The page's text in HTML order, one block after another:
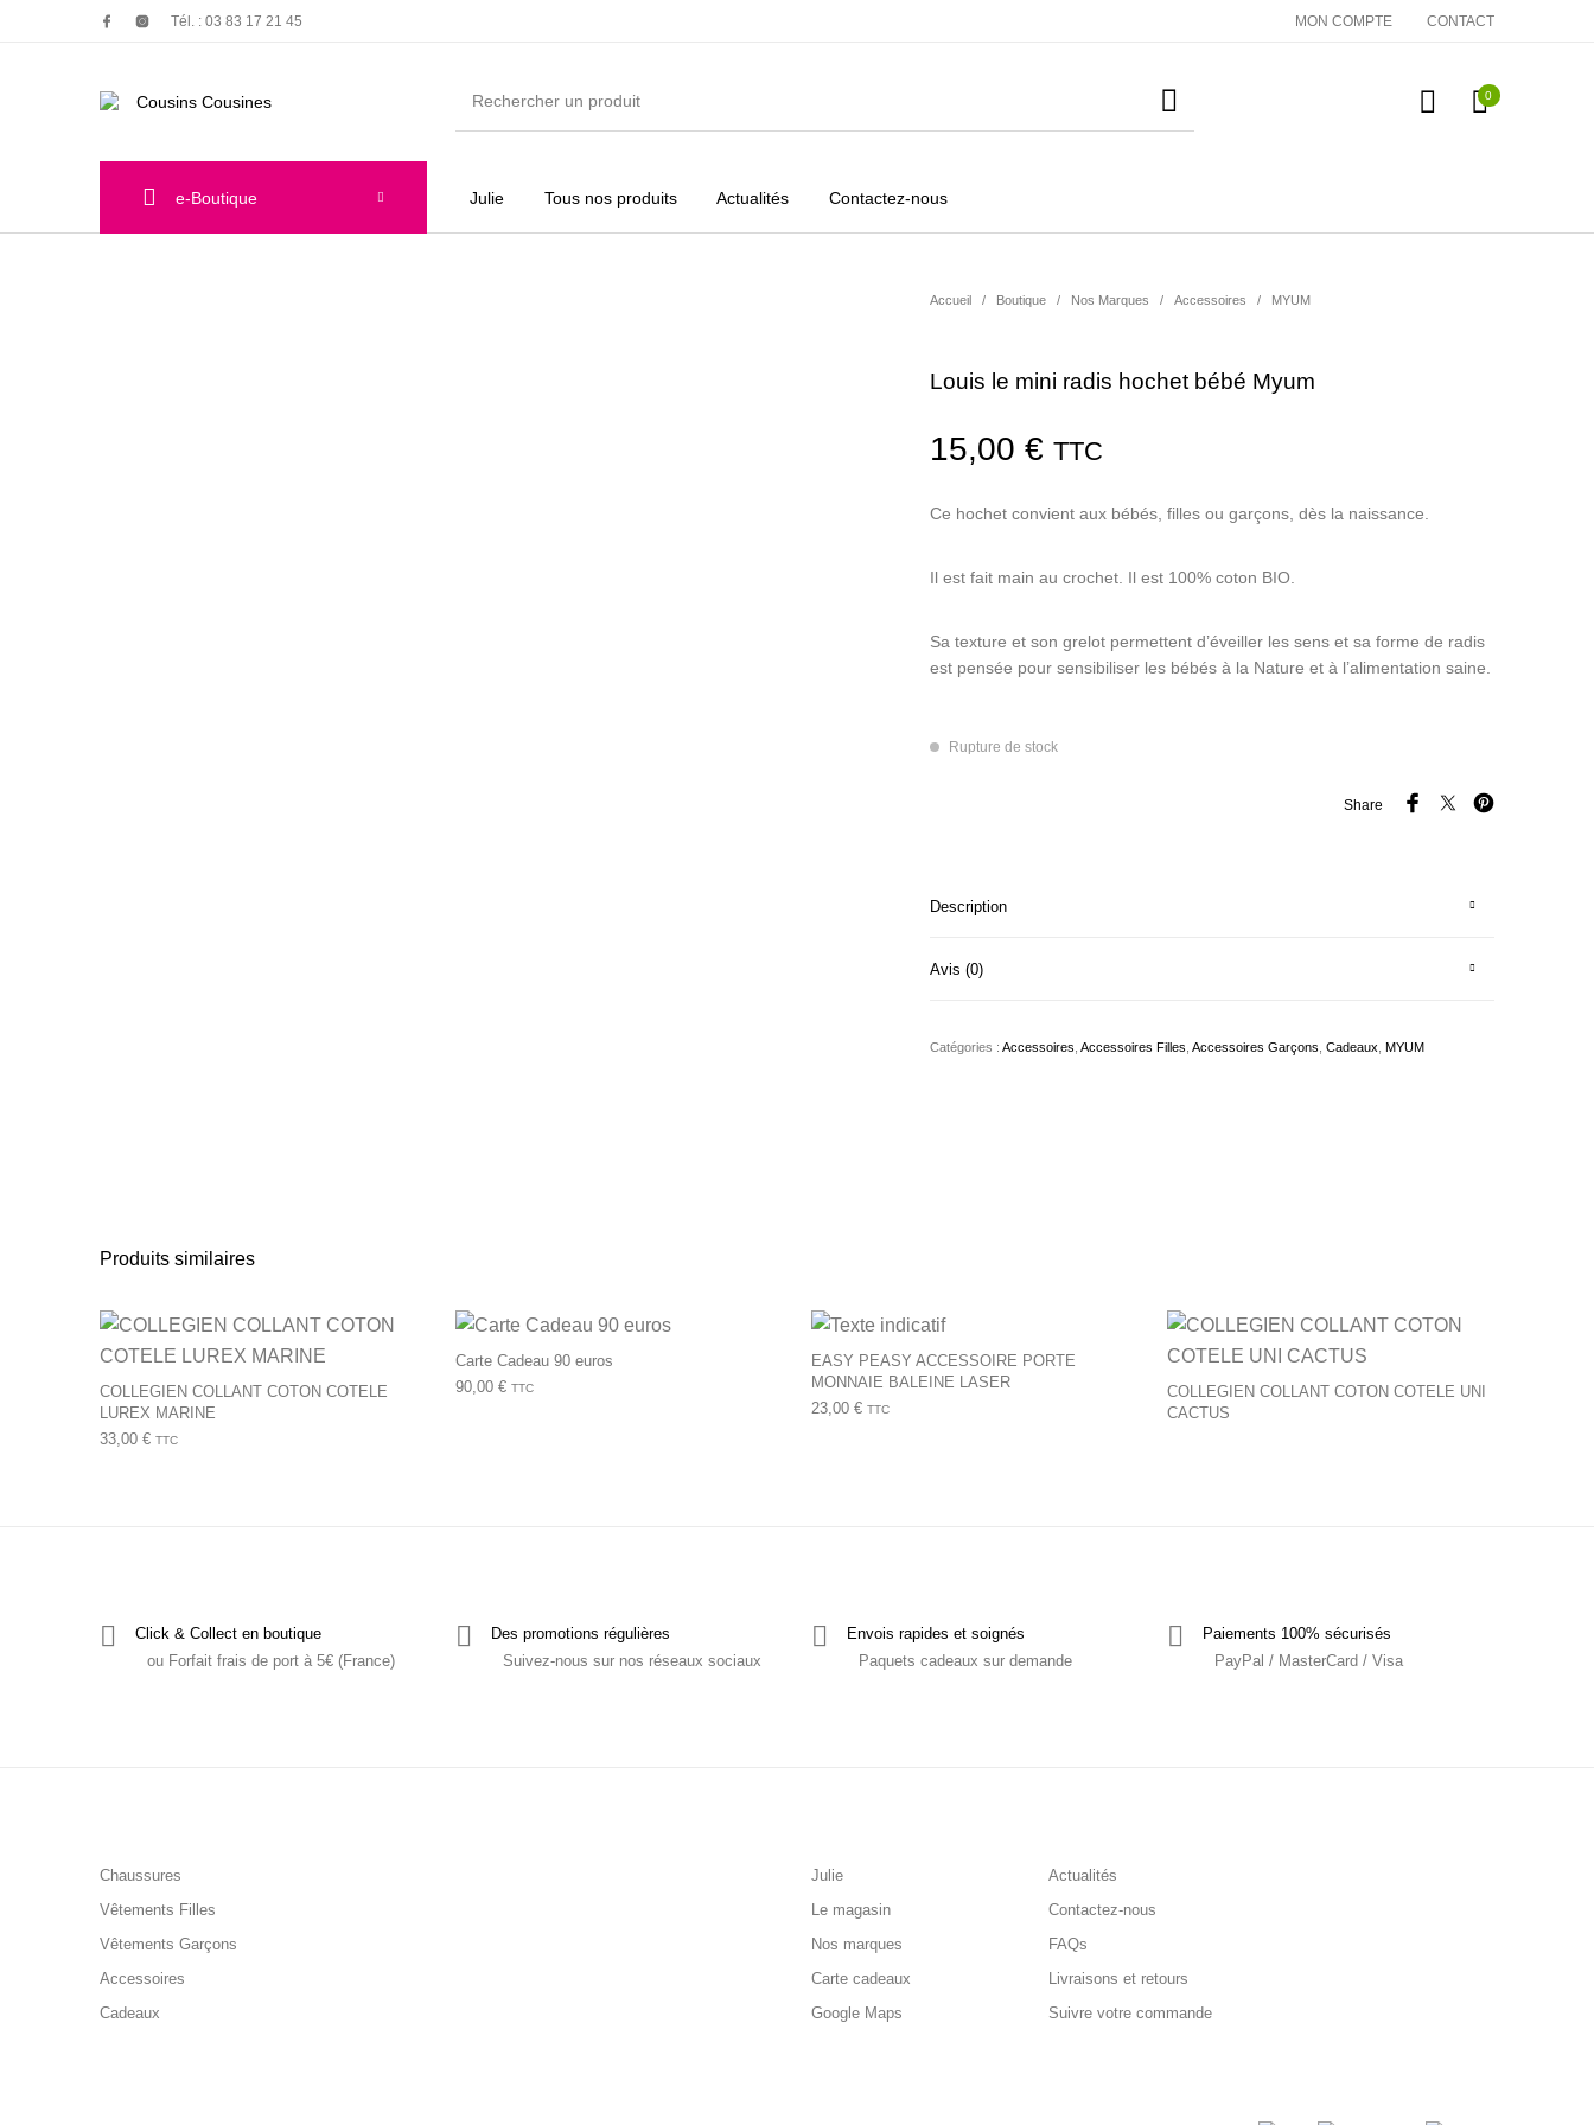
Tél. : 03 83 17 21 45 MON COMPTE CONTACT
0
Julie Tous nos produits Actualités Contactez-nous
e-Boutique
Accueil / Boutique / Nos Marques / Accessoires / MYUM
Louis le mini radis hochet bébé Myum
15,00 € TTC
Ce hochet convient aux bébés, filles ou garçons, dès la naissance.
Il est fait main au crochet. Il est 100% coton BIO.
Sa texture et son grelot permettent d’éveiller les sens et sa forme de radis
est pensée pour sensibiliser les bébés à la Nature et à l’alimentation saine.
Rupture de stock
Share
Description
Avis (0)
Catégories : Accessoires Accessoires Filles Accessoires Garçons Cadeaux MYUM
Produits similaires
COLLEGIEN COLLANT COTON COTELE
LUREX MARINE
33,00 € TTC
Carte Cadeau 90 euros
90,00 € TTC
EASY PEASY ACCESSOIRE PORTE
MONNAIE BALEINE LASER
23,00 € TTC
COLLEGIEN COLLANT COTON COTELE UNI
CACTUS
Click & Collect en boutique
ou Forfait frais de port à 5€ (France)
Des promotions régulières
Suivez-nous sur nos réseaux sociaux
Envois rapides et soignés
Paquets cadeaux sur demande
Paiements 100% sécurisés
PayPal / MasterCard / Visa
Chaussures
Vêtements Filles
Vêtements Garçons
Accessoires
Cadeaux
Julie
Le magasin
Nos marques
Carte cadeaux
Google Maps
Actualités
Contactez-nous
FAQs
Livraisons et retours
Suivre votre commande